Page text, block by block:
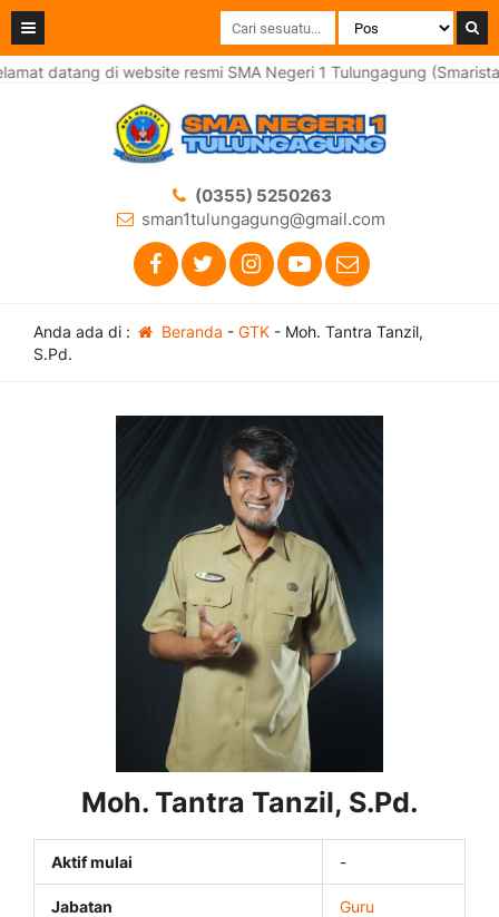
datang di website resmi SMA Negeri 1 Tulungagung (Smarista
(0355) 5250263
sman1tulungagung@gmail.com
Anda ada di : Beranda - GTK- Moh. Tantra Tanzil,
S.Pd.
Moh. Tantra Tanzil, S.Pd.
Aktif mulai -
Jabatan Guru